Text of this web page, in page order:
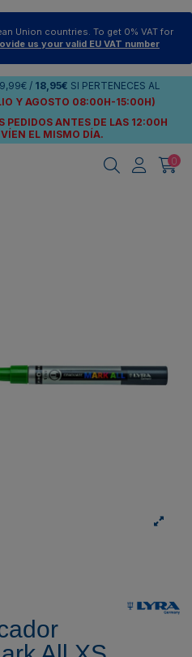
Union countries. To get 0% VAT for
us your valid EU VAT number
/ 18,95€ SI PERTENECES AL
Y AGOSTO 08:00H-15:00H)
PEDIDOS ANTES DE LAS 12:00H
EL MISMO DÍA.
0